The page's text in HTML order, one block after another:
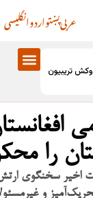
انگلیسیاردوپښتوعربی
را
اخیر سخنگوی